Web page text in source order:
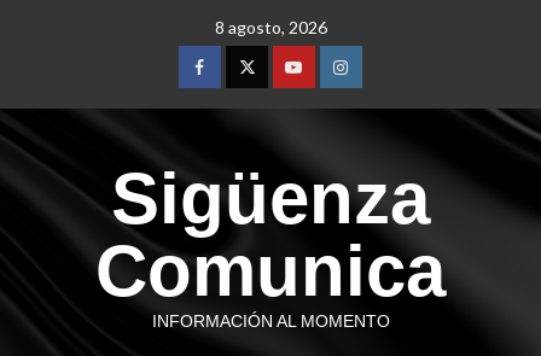
8 agosto, 2026
Sigüenza
Comunica
INFORMACIÓN AL MOMENTO